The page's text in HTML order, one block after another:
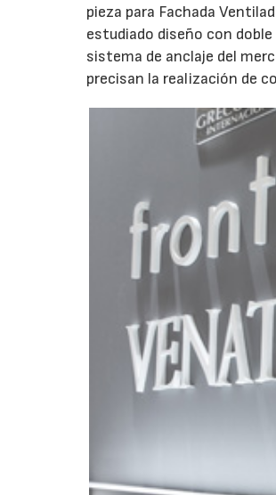
pieza para Fachada
estudiado diseño con
sistema de anclaje del
precisan la realización de